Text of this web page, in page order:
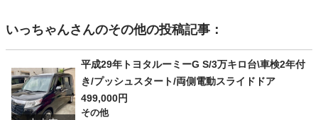
いっちゃんさんのその他の投稿記事：
平成29年トヨタルーミーG S/3万キロ台\車検2年付
き/プッシュスタート/両側電動スライドドア
499,000円
その他